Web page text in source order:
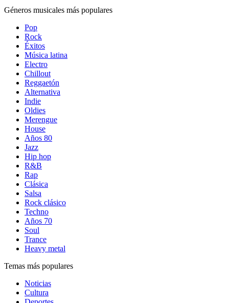
Géneros musicales más populares
Pop
Rock
Éxitos
Música latina
Electro
Chillout
Reggaetón
Alternativa
Indie
Oldies
Merengue
House
Años 80
Jazz
Hip hop
R&B
Rap
Clásica
Salsa
Rock clásico
Techno
Años 70
Soul
Trance
Heavy metal
Temas más populares
Noticias
Cultura